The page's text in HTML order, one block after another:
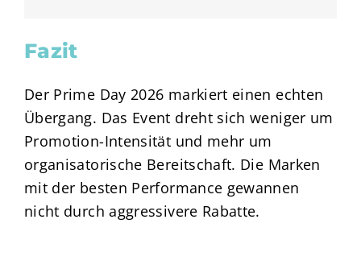
Fazit
Der Prime Day 2026 markiert einen echten
Übergang. Das Event dreht sich weniger um
Promotion-Intensität und mehr um
organisatorische Bereitschaft. Die Marken
mit der besten Performance gewannen
nicht durch aggressivere Rabatte.